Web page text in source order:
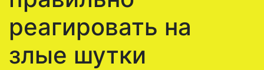
реагировать на
злые шутки